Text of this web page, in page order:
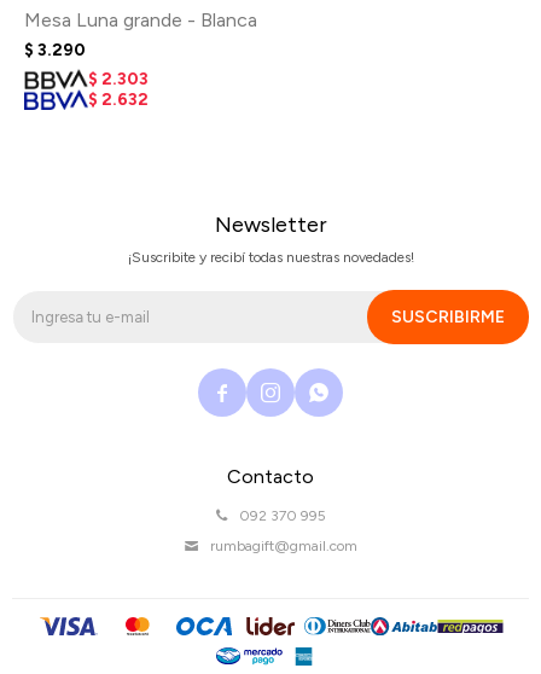
Mesa Luna grande - Blanca
$ 3.290
$ 2.303
$ 2.632
Contacto
092 370 995
rumbagift@gmail.com
Newsletter
¡Suscribite y recibí todas nuestras novedades!
SUSCRIBIRME
  